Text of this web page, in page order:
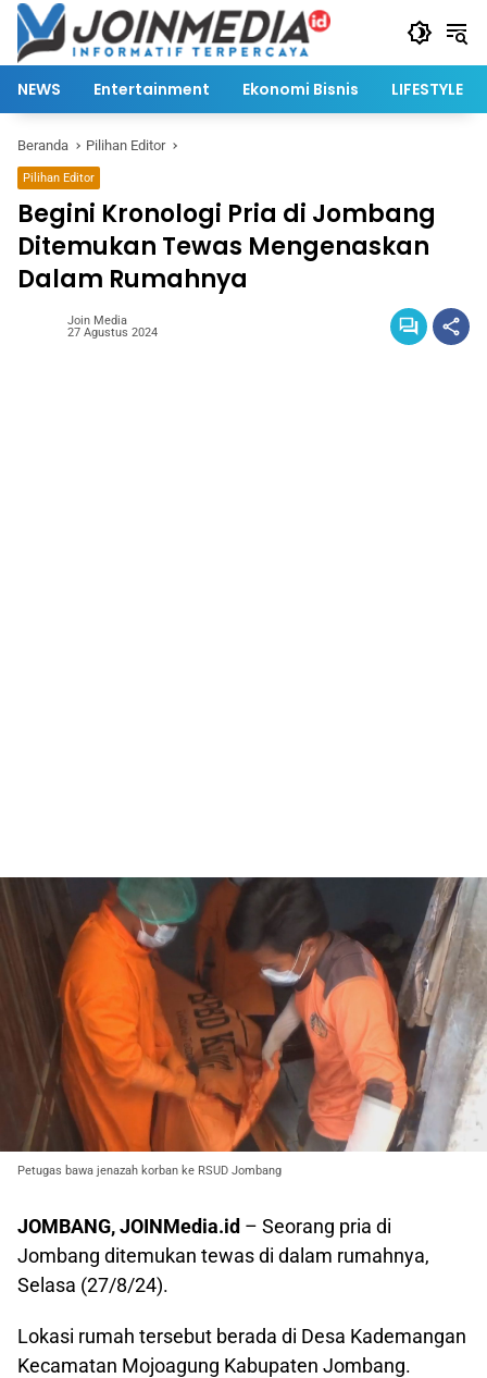
Langsung
konten
NEWS Entertainment Ekonomi Bisnis LIFESTYLE
Beranda Pilihan Editor
Pilihan Editor
Begini Kronologi Pria di Jombang
Ditemukan Tewas Mengenaskan
Dalam Rumahnya
Join Media
27 Agustus 2024
Petugas bawa jenazah korban ke RSUD Jombang
JOMBANG, JOINMedia.id – Seorang pria di
Jombang ditemukan tewas di dalam rumahnya,
Selasa (27/8/24).
Lokasi rumah tersebut berada di Desa Kademangan
Kecamatan Mojoagung Kabupaten Jombang.